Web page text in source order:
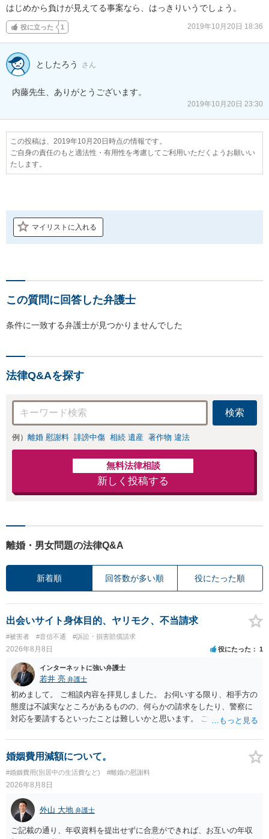
はじめから負けが見えてる事案なら、はっきりいうでしょう。
役に立った 1 2019年10月20日 18:36
としたろう さん
内藤先生、ありがとうございます。
2019年10月20日 23:30
この投稿は、2019年10月20日時点の情報です。
ご自身の責任のもと適法性・有用性を考慮してご利用いただくようお願いい
たします。
マイリストに入れる
この質問に回答した弁護士
条件に一致する弁護士が見つかりませんでした
法律Q&Aを探す
検索
例） 離婚 慰謝料 誹謗中傷 相続 遺産 著作物 違法
無料法律相談
新しく投稿する
離婚・男女問題の法律Q&A
新着順 回答数が多い順 役にたった順
出会いサイト身体目的、ヤリモク、不当請求
#被害者 #音信不通 #訴訟・損害賠償請求
2026年8月8日 役にたった 1
インターネットに強い弁護士
若井 亮 弁護士
初めまして。 ご相談内容を拝見しました。 お伺いする限り、相手方の
態度は不誠実なところがあるものの、何らかの請求をしたり、警察に
対応を要請するといったことは難しいかと思います。 ご参考になれば
婚姻費用減額について。
#婚姻費用(別居中の生活費など) #離婚の慰謝料
2026年8月8日
外山 大地 弁護士
ご記載の通り、年収資料を提出せずに合意ができれば、お互いの年収